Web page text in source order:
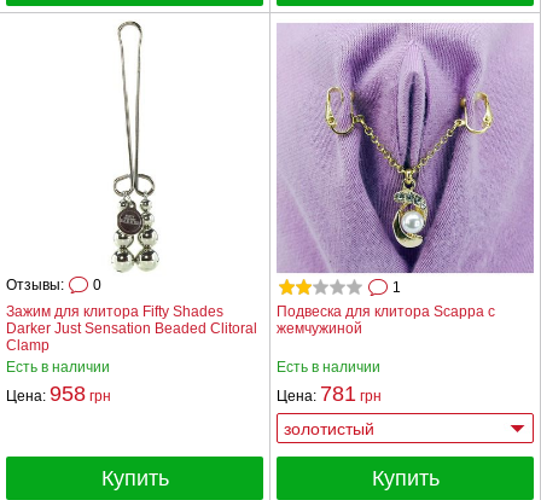
Зажим для клитора Fifty Shades
Darker Just Sensation Beaded Clitoral
Clamp
Отзывы: 0
Есть в наличии
Цена: 958 грн
Купить
Подвеска для клитора Scappa с
жемчужиной
1
Есть в наличии
Цена: 781 грн
Купить